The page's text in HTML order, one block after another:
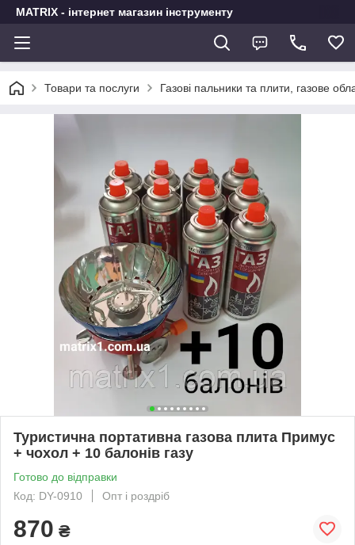
MATRIX - інтернет магазин інструменту
Товари та послуги Газові пальники та плити, газове
Туристична портативна газова плита Примус
+ чохол + 10 балонів газу
Готово до відправки
Код: DY-0910
Опт і роздріб
870 ₴